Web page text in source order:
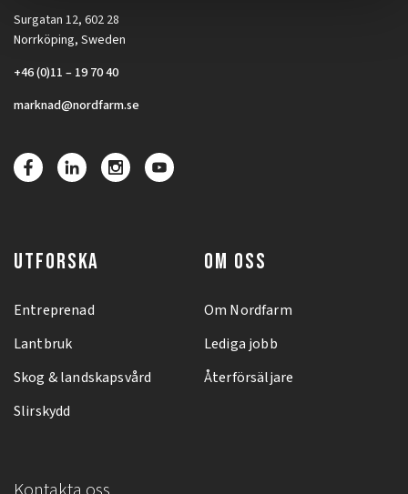
Surgatan 12, 602 28
Norrköping, Sweden
+46 (0)11 – 19 70 40
marknad@nordfarm.se
UTFORSKA
Entreprenad
Lantbruk
Skog & landskapsvård
Slirskydd
OM OSS
Om Nordfarm
Lediga jobb
Återförsäljare